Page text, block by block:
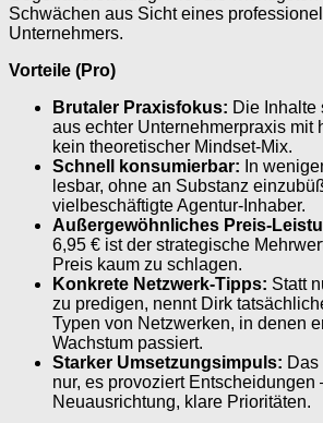
Schwächen aus Sicht eines
Unternehmers.
Vorteile (Pro)
Brutaler Praxisfokus: Die Inhalte
aus echter Unternehmerpraxis mit
kein theoretischer Mindset-Mix.
Schnell konsumierbar: In
lesbar, ohne an Substanz
vielbeschäftigte Agentur-Inhaber.
Außergewöhnliches Preis-
6,95 € ist der strategische
Preis kaum zu schlagen.
Konkrete Netzwerk-Tipps: Statt
zu predigen, nennt Dirk
Typen von Netzwerken, in denen
Wachstum passiert.
Starker Umsetzungsimpuls:
nur, es provoziert Entscheidungen
Neuausrichtung, klare Prioritäten.